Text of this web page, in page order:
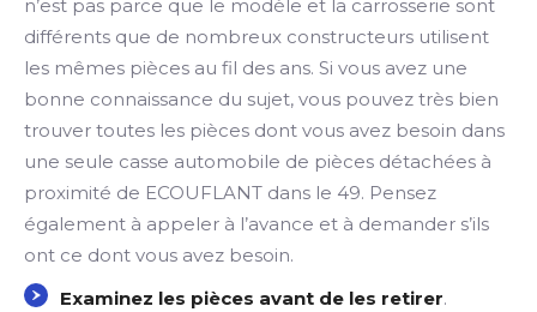
n’est pas parce que le modèle et la carrosserie sont
différents que de nombreux constructeurs utilisent
les mêmes pièces au fil des ans. Si vous avez une
bonne connaissance du sujet, vous pouvez très bien
trouver toutes les pièces dont vous avez besoin dans
une seule casse automobile de pièces détachées à
proximité de ECOUFLANT dans le 49. Pensez
également à appeler à l’avance et à demander s’ils
ont ce dont vous avez besoin.
Examinez les pièces avant de les retirer.